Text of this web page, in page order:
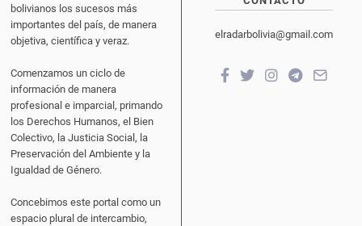
bolivianos los sucesos más
importantes del país, de manera
objetiva, científica y veraz.
Comenzamos un ciclo de
información de manera
profesional e imparcial, primando
los Derechos Humanos, el Bien
Colectivo, la Justicia Social, la
Preservación del Ambiente y la
Igualdad de Género.
Concebimos este portal como un
espacio plural de intercambio,
elradarbolivia@gmail.com